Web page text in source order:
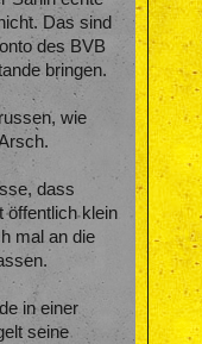
Das sind
des BVB
bringen.
wie
dass
öffentlich klein
mal an die
in einer
seine